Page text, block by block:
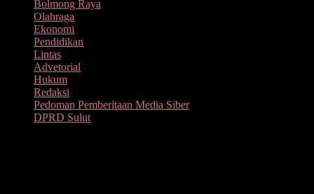
Bolmong Raya
Olahraga
Ekonomi
Pendidikan
Lintas
Advetorial
Hukum
Redaksi
Pedoman Pemberitaan Media Siber
DPRD Sulut